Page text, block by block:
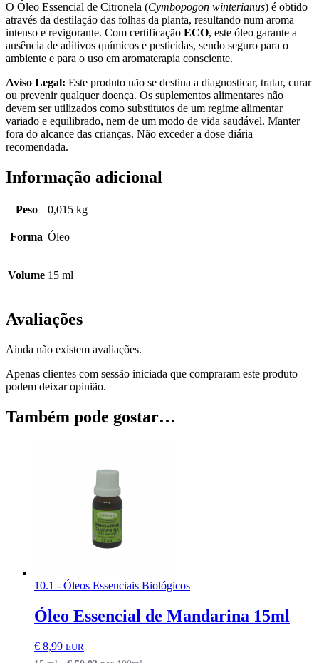
O Óleo Essencial de Citronela (Cymbopogon winterianus) é obtido
através da destilação das folhas da planta, resultando num aroma
intenso e revigorante. Com certificação ECO, este óleo garante a
ausência de aditivos químicos e pesticidas, sendo seguro para o
ambiente e para o uso em aromaterapia consciente.
Aviso Legal: Este produto não se destina a diagnosticar, tratar, curar
ou prevenir qualquer doença. Os suplementos alimentares não
devem ser utilizados como substitutos de um regime alimentar
variado e equilibrado, nem de um modo de vida saudável. Manter
fora do alcance das crianças. Não exceder a dose diária
recomendada.
Informação adicional
Peso 0,015 kg
Forma Óleo
Volume 15 ml
Avaliações
Ainda não existem avaliações.
Apenas clientes com sessão iniciada que compraram este produto
podem deixar opinião.
Também pode gostar…
10.1 - Óleos Essenciais Biológicos
Óleo Essencial de Mandarina 15ml
€ 8,99 EUR